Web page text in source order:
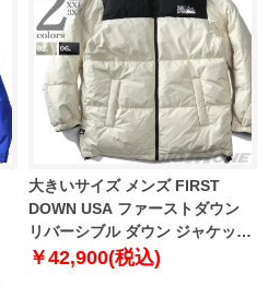
大きいサイズ メンズ FIRST
DOWN USA ファーストダウン
リバーシブル ダウン ジャケット
f542052
￥42,900(税込)